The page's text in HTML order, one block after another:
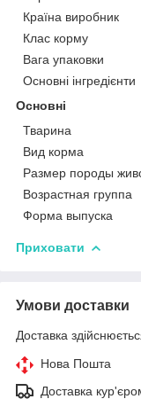
Країна виробник
Клас корму
Вага упаковки
Основні інгредієнти
Основні
Тварина
Вид корма
Размер породы
Возрастная группа
Форма выпуска
Приховати
Умови доставки
Доставка
Нова Пошта
Доставка